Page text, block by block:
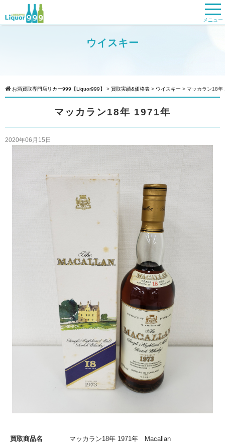
メニュー
ウイスキー
お酒買取専門店リカー999【Liquor999】 > 買取実績&価格表 > ウイスキー > マッカラン18年
マッカラン18年 1971年
2020年06月15日
買取商品名 マッカラン18年 1971年 Macallan